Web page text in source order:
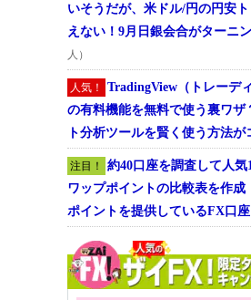
いそうだが、米ドル/円の円安
えない！9月日銀会合がターニ
人）
人気！
TradingView（トレーデ
の有料機能を無料で使う裏ワザ
ト分析ツールを賢く使う方法が
注目！
約40口座を調査して人気
ワップポイントの比較表を作成
ポイントを提供しているFX口